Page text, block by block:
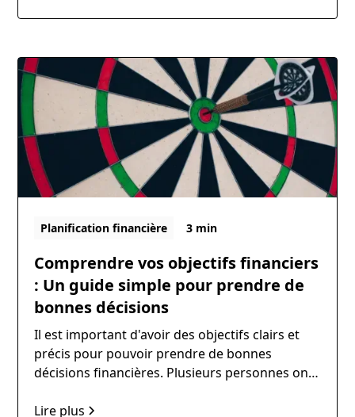
dans la collecte de données sur les
investissements alternatifs, 65% des fonds de
retraite ont investi dans des placements
alternatifs liquides en 2020, contre seulement
35% en 2014.
Planification financière 3 min
Comprendre vos objectifs financiers
: Un guide simple pour prendre de
bonnes décisions
Il est important d'avoir des objectifs clairs et
précis pour pouvoir prendre de bonnes
décisions financières. Plusieurs personnes ont
objectifs. De plus, des études ont démontrer
Lire plus